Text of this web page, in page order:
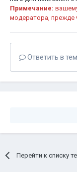
Примечание:
модератора, прежде
Ответить в
Перейти к списку